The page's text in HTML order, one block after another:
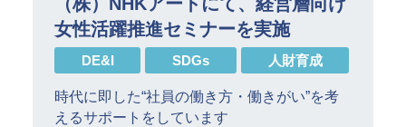
女性活躍推進セミナーを実施
DE&I SDGs 人財育成
時代に即した“社員の働き方・働きがい”を考
えるサポートをしています